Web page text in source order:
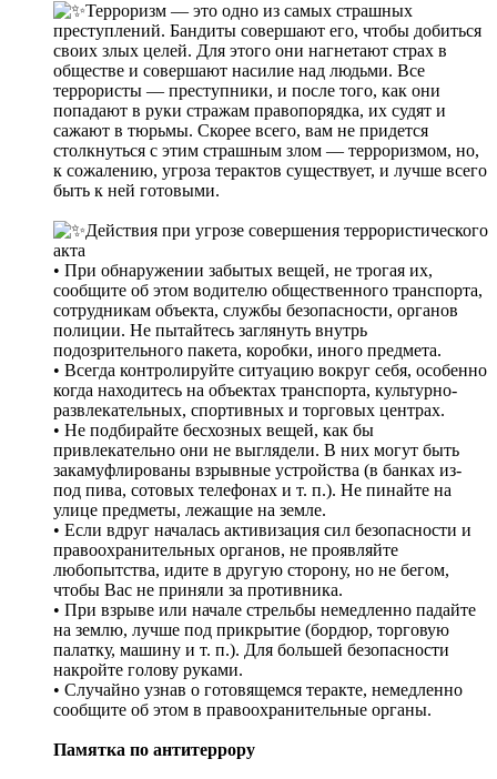
Терроризм — это одно из самых страшных
преступлений. Бандиты совершают его, чтобы добиться
своих злых целей. Для этого они нагнетают страх в
обществе и совершают насилие над людьми. Все
террористы — преступники, и после того, как они
попадают в руки стражам правопорядка, их судят и
сажают в тюрьмы. Скорее всего, вам не придется
столкнуться с этим страшным злом — терроризмом, но,
к сожалению, угроза терактов существует, и лучше всего
быть к ней готовыми.
Действия при угрозе совершения террористического
акта
• При обнаружении забытых вещей, не трогая их,
сообщите об этом водителю общественного транспорта,
сотрудникам объекта, службы безопасности, органов
полиции. Не пытайтесь заглянуть внутрь
подозрительного пакета, коробки, иного предмета.
• Всегда контролируйте ситуацию вокруг себя, особенно
когда находитесь на объектах транспорта, культурно-
развлекательных, спортивных и торговых центрах.
• Не подбирайте бесхозных вещей, как бы
привлекательно они не выглядели. В них могут быть
закамуфлированы взрывные устройства (в банках из-
под пива, сотовых телефонах и т. п.). Не пинайте на
улице предметы, лежащие на земле.
• Если вдруг началась активизация сил безопасности и
правоохранительных органов, не проявляйте
любопытства, идите в другую сторону, но не бегом,
чтобы Вас не приняли за противника.
• При взрыве или начале стрельбы немедленно падайте
на землю, лучше под прикрытие (бордюр, торговую
палатку, машину и т. п.). Для большей безопасности
накройте голову руками.
• Случайно узнав о готовящемся теракте, немедленно
сообщите об этом в правоохранительные органы.
Памятка по антитеррору